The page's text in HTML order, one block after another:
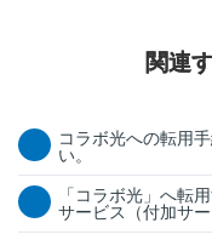
関連
コラボ光への転用
い。
「コラボ光」へ転
サービス（付加サ